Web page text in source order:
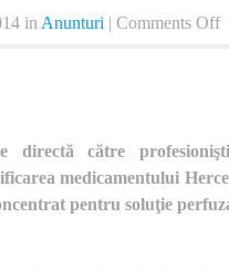
in Anunturi | Comments Off
directă către
medicamentului
pentru soluţie